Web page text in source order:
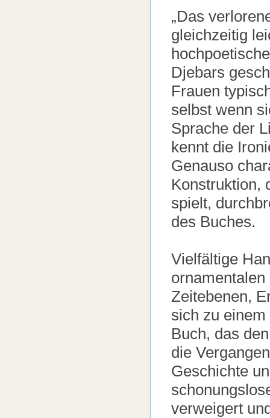
„Das
gleichzeitig
Djebars
Frauen
selbst wenn
Sprache der
kennt die
Genauso
Konstruktion,
spielt,
des Buches.
Vielfältige
Zeitebenen,
sich zu
Buch, das
die
Geschichte
verweigert